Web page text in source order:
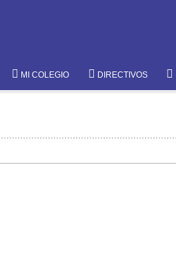
MI COLEGIO DIRECTIVOS